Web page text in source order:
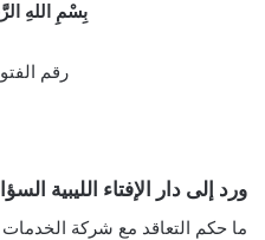
بِسْمِ اللهِ
رقم الفتوى
ورد إلى دار الإفتاء الليبية
ما حكم التعاقد مع شركة الخدمات